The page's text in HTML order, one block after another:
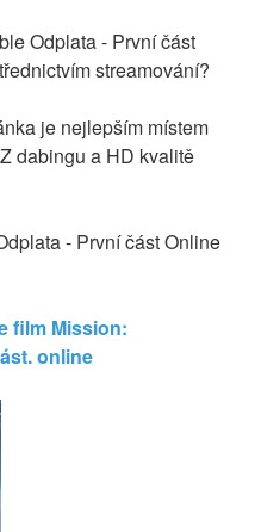
Odplata - První část
streamování?
je nejlepším místem
dabingu a HD kvalitě
- První část Online
film Mission:
online